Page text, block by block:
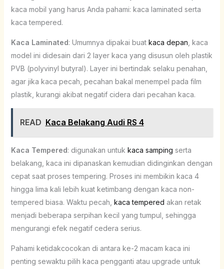
kaca mobil yang harus Anda pahami: kaca laminated serta
kaca tempered.
Kaca Laminated: Umumnya dipakai buat kaca depan , kaca
model ini didesain dari 2 layer kaca yang disusun oleh plastik
PVB (polyvinyl butyral). Layer ini bertindak selaku penahan,
agar jika kaca pecah, pecahan bakal menempel pada film
plastik, kurangi akibat negatif cidera dari pecahan kaca.
READ Kaca Belakang Audi RS 4
Kaca Tempered: digunakan untuk kaca samping serta
belakang, kaca ini dipanaskan kemudian didinginkan dengan
cepat saat proses tempering. Proses ini membikin kaca 4
hingga lima kali lebih kuat ketimbang dengan kaca non-
tempered biasa. Waktu pecah, kaca tempered akan retak
menjadi beberapa serpihan kecil yang tumpul, sehingga
mengurangi efek negatif cedera serius.
Pahami ketidakcocokan di antara ke-2 macam kaca ini
penting sewaktu pilih kaca pengganti atau upgrade untuk